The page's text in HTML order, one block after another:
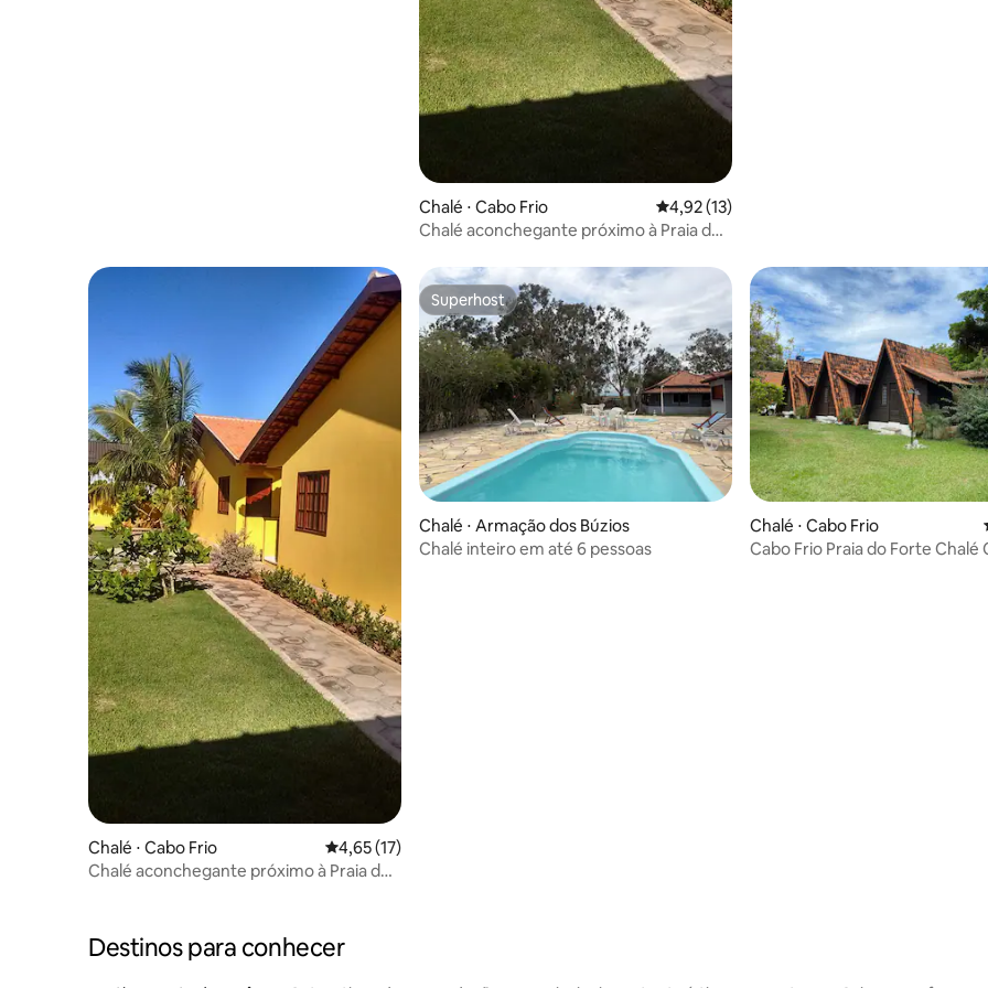
Chalé ⋅ Cabo Frio 4,92 de uma avaliação média de 5, 13
4,92 (13)
Chalé aconchegante próximo à Praia do
Chalé ⋅ Cabo Frio 4,65 de uma avaliação média de 5, 17 avaliações
4,65 (17)
Chalé aconchegante próximo à Praia do
Superhost
Superhost
Chalé ⋅ Armação dos Búzios
Chalé inteiro em até 6 pessoas
Chalé ⋅ Cabo Frio
Cabo Frio Praia
Destinos para conhecer